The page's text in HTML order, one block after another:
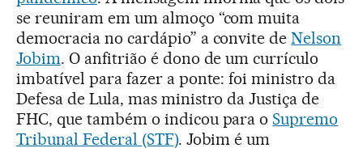
se reuniram em um almoço “com muita
democracia no cardápio” a convite deNelson
Jobim. O anfitrião é dono de um currículo
imbatível para fazer a ponte: foi ministro da
Defesa de Lula, mas ministro da Justiça de
FHC, que também o indicou para oSupremo
Tribunal Federal (STF). Jobim é um